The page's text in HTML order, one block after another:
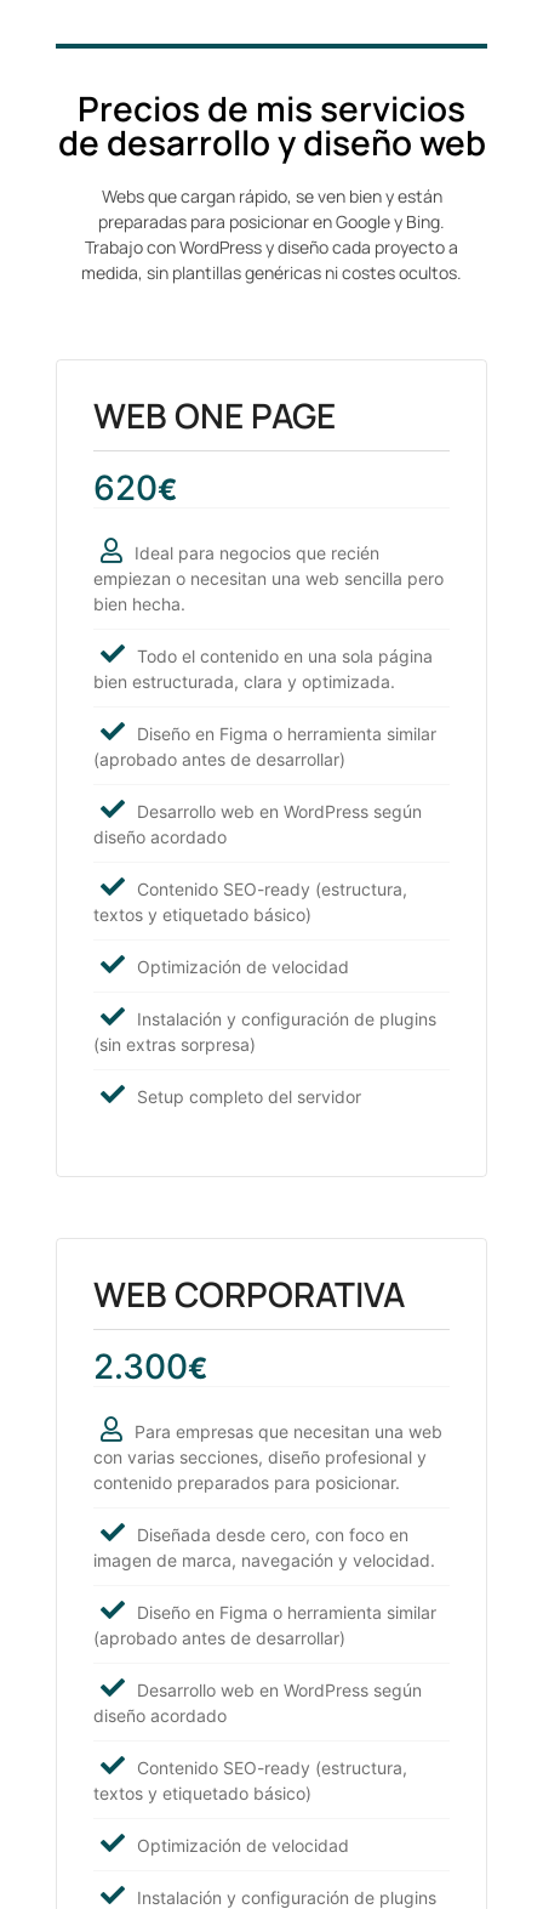
Precios de mis servicios
de desarrollo y diseño web
Webs que cargan rápido, se ven bien y están
preparadas para posicionar en Google y Bing.
Trabajo con WordPress y diseño cada proyecto a
medida, sin plantillas genéricas ni costes ocultos.
WEB ONE PAGE
620€
Ideal para negocios que recién
empiezan o necesitan una web sencilla pero
bien hecha.
Todo el contenido en una sola página
bien estructurada, clara y optimizada.
Diseño en Figma o herramienta similar
(aprobado antes de desarrollar)
Desarrollo web en WordPress según
diseño acordado
Contenido SEO-ready (estructura,
textos y etiquetado básico)
Optimización de velocidad
Instalación y configuración de plugins
(sin extras sorpresa)
Setup completo del servidor
WEB CORPORATIVA
2.300€
Para empresas que necesitan una web
con varias secciones, diseño profesional y
contenido preparados para posicionar.
Diseñada desde cero, con foco en
imagen de marca, navegación y velocidad.
Diseño en Figma o herramienta similar
(aprobado antes de desarrollar)
Desarrollo web en WordPress según
diseño acordado
Contenido SEO-ready (estructura,
textos y etiquetado básico)
Optimización de velocidad
Instalación y configuración de plugins